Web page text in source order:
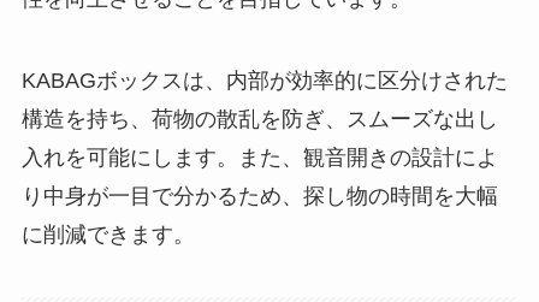
KABAGボックスは、内部が効率的に区分けされた
構造を持ち、荷物の散乱を防ぎ、スムーズな出し
入れを可能にします。また、観音開きの設計によ
り中身が一目で分かるため、探し物の時間を大幅
に削減できます。